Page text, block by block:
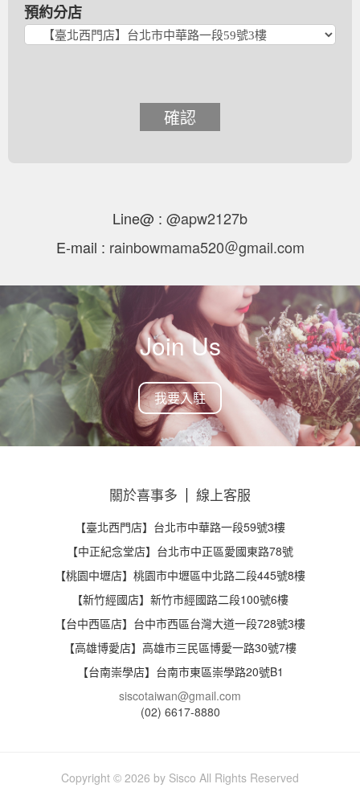
預約分店
確認
Line@ : @apw2127b
E-mail : rainbowmama520＠gmail.com
Join Us
我要入駐
關於喜事多 線上客服
【臺北西門店】台北市中華路一段59號3樓
【中正紀念堂店】台北市中正區愛國東路78號
【桃園中壢店】桃園市中壢區中北路二段445號8樓
【新竹經國店】新竹市經國路二段100號6樓
【台中西區店】台中市西區台灣大道一段728號3樓
【高雄博愛店】高雄市三民區博愛一路30號7樓
【台南崇學店】台南市東區崇學路20號B1
siscotaiwan@gmail.com
(02) 6617-8880
Copyright © 2026 by Sisco All Rights Reserved